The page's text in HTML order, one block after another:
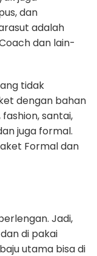
dan
adalah
dan lain-
tidak
dengan bahan
santai,
juga formal.
Formal dan
Jadi,
di pakai
utama bisa di